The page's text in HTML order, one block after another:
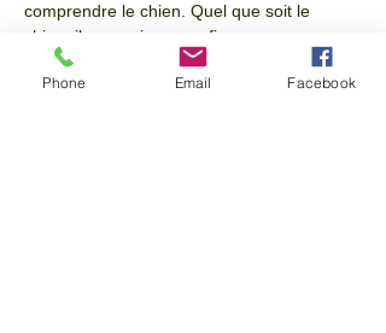
comprendre le chien. Quel que soit le
chien, il sera mis en confiance.
Le mantrailing est accessible à tous les
chiens (à partir de 4 mois) et tous les
Phone Email Facebook